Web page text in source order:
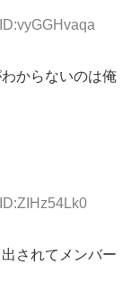
からないのは俺
されてメンバー